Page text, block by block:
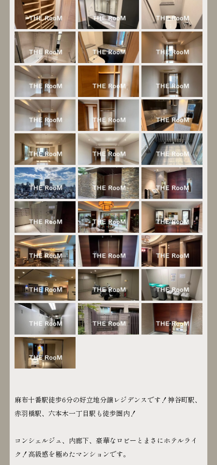
麻布十番駅徒歩6分の好立地分譲レジデンスです！神谷町駅、
赤羽橋駅、六本木一丁目駅も徒歩圏内！
コンシェルジュ、内廊下、豪華なロビーとまさにホテルライ
ク！高級感を極めたマンションです。